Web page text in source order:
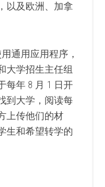
以及欧洲、加拿
通用应用程序，
大学招生主任组
每年 8 月 1 日开
到大学，阅读每
上传他们的材
生和希望转学的